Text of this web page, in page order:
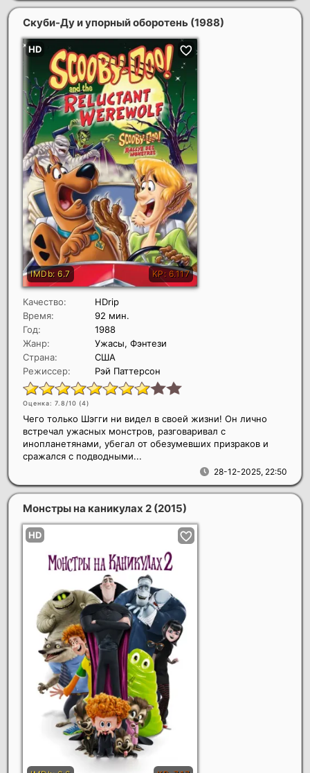
Скуби-Ду и упорный оборотень (1988)
Качество:
HDrip
Время:
92 мин.
Год:
1988
Жанр:
Ужасы, Фэнтези
Страна:
США
Режиссер:
Рэй Паттерсон
Оценка: 7.8/10 (4)
28-12-2025, 22:50
Чего только Шэгги ни видел в своей жизни! Он лично
встречал ужасных монстров, разговаривал с
инопланетянами, убегал от обезумевших призраков и
сражался с подводными...
Монстры на каникулах 2 (2015)